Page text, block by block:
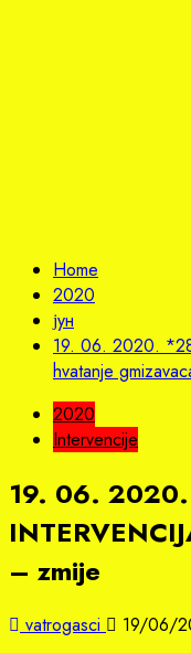
Home
2020
јун
19. 06. 2020.
hvatanje
2020
Intervencije
19. 06.
– zmije
vatrogasci 19/06/